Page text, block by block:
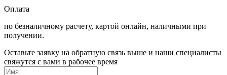
Оплата
по безналичному расчету, картой онлайн, наличными при
получении.
Оставьте заявку на обратную связь выше и наши специалисты
свяжутся с вами в рабочее время